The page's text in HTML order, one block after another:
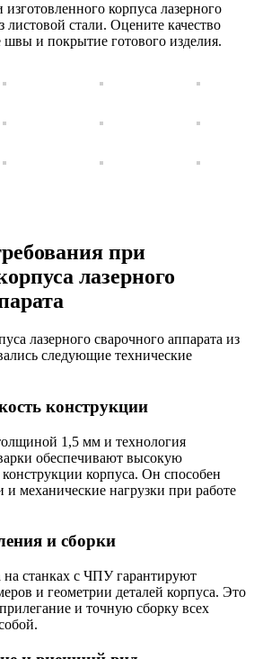
корпуса лазерного
листовой стали. Оцените качество
швы и покрытие готового изделия.
при
лазерного
лазерного сварочного аппарата из
следующие технические
конструкции
1,5 мм и технология
обеспечивают высокую
корпуса. Он способен
механические нагрузки при работе
и сборки
на станках с ЧПУ гарантируют
и геометрии деталей корпуса. Это
и точную сборку всех